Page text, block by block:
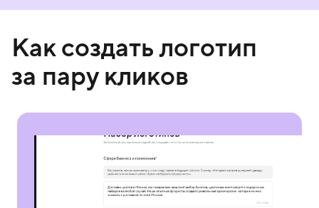
Как создать логотип
за пару кликов